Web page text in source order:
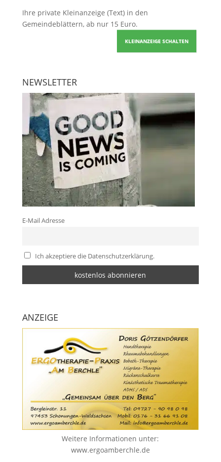
Ihre private Kleinanzeige (Text) in den
Gemeindeblättern, ab nur 15 Euro.
KLEINANZEIGE SCHALTEN
NEWSLETTER
E-Mail Adresse
Ich akzeptiere die Datenschutzerklärung.
ANZEIGE
Weitere Informationen unter:
www.ergoamberchle.de